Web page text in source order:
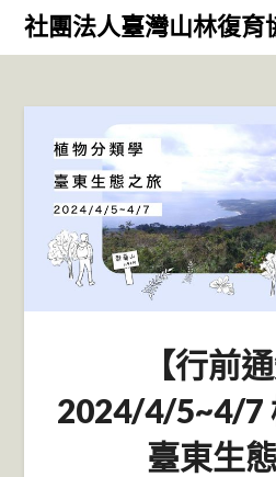
Skip社團法人臺灣山林復育
【行前
2024/4/5~4/7
臺東生